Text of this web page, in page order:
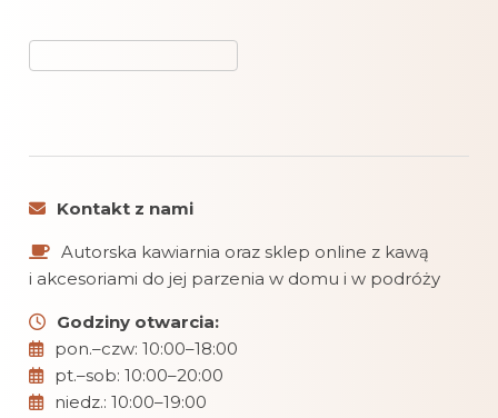
Kontakt z nami
Autorska kawiarnia oraz sklep online z kawą
i akcesoriami do jej parzenia w domu i w podróży
Godziny otwarcia:
pon.–czw: 10:00–18:00
pt.–sob: 10:00–20:00
niedz.: 10:00–19:00